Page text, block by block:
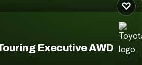
♡
Executive AWD